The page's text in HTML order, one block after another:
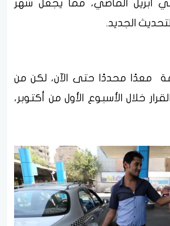
أبريل الماضي، مما يجعل شهر
الجديد.
معدًا محددًا حتى الآن، لكن من
خلال الأسبوع الأول من أكتوبر،